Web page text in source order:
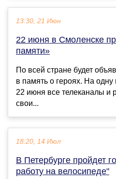
13:30, 21 Июн
22 июня в Смоленске
памяти»
По всей стране будет
в память о героях. На одну
22 июня все телеканалы и
свои...
18:20, 14 Июл
В Петербурге пройдет
работу на велосипеде"